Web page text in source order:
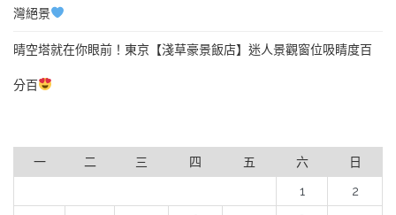
灣絕景
晴空塔就在你眼前！東京【淺草豪景飯店】迷人景觀窗位吸睛度百
分百
一 二 三 四 五 六 日
1 2